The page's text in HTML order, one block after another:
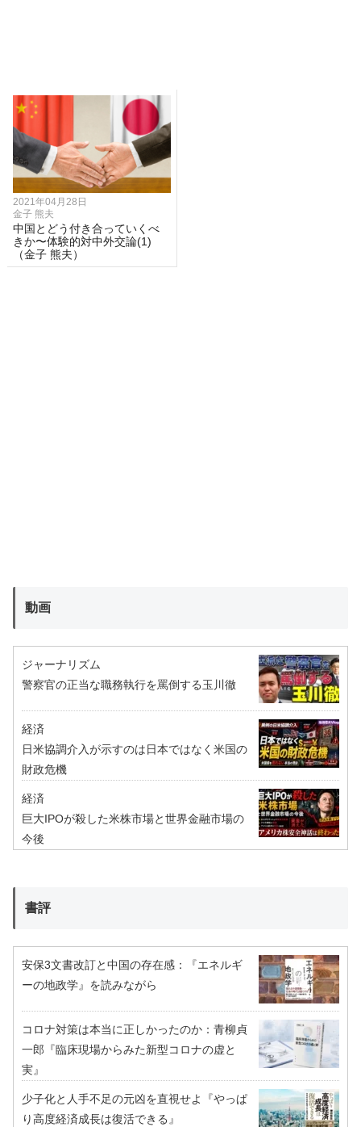
2021年04月28日
金子 熊夫
中国とどう付き合っていくべ
きか〜体験的対中外交論(1)
（金子 熊夫）
動画
ジャーナリズム
警察官の正当な職務執行を罵倒する玉川徹
経済
日米協調介入が示すのは日本ではなく米国の
財政危機
経済
巨大IPOが殺した米株市場と世界金融市場の
今後
書評
安保3文書改訂と中国の存在感：『エネルギ
ーの地政学』を読みながら
コロナ対策は本当に正しかったのか：青柳貞
一郎『臨床現場からみた新型コロナの虚と
実』
少子化と人手不足の元凶を直視せよ『やっぱ
り高度経済成長は復活できる』